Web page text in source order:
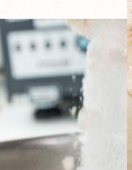
SITE WEB
LA PLAQUETTE